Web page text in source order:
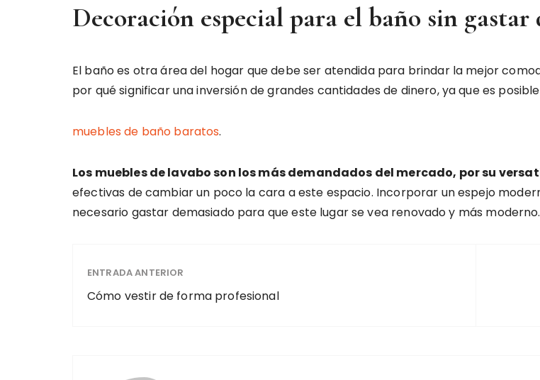
Decoración especial para el baño sin
El baño es otra área del hogar que debe ser atendida para brindar la mejor
por qué significar una inversión de grandes cantidades de dinero, ya que es
muebles de baño baratos.
Los muebles de lavabo son los más demandados del mercado, por su
efectivas de cambiar un poco la cara a este espacio. Incorporar un espejo
necesario gastar demasiado para que este lugar se vea renovado y más moderno.
ENTRADA ANTERIOR
Cómo vestir de forma profesional